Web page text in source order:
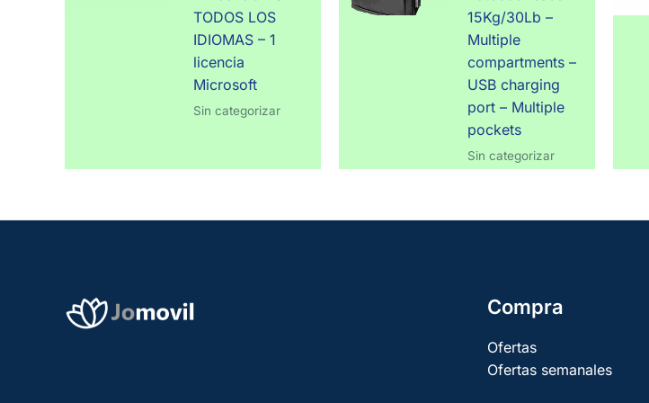
TODOS LOS
IDIOMAS – 1
licencia
Microsoft
Sin categorizar
15Kg/30Lb –
Multiple
compartments –
USB charging
port – Multiple
pockets
Sin categorizar
Compra
Ofertas
Ofertas semanales